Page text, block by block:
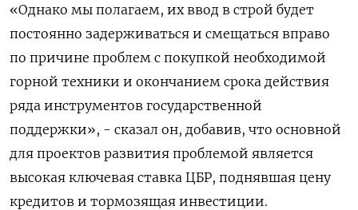
«Однако мы полагаем, их ввод в строй будет
постоянно задерживаться и смещаться вправо
по причине проблем с покупкой необходимой
горной техники и окончанием срока действия
ряда инструментов государственной
поддержки», - сказал он, добавив, что основной
для проектов развития проблемой является
высокая ключевая ставка ЦБР, поднявшая цену
кредитов и тормозящая инвестиции.